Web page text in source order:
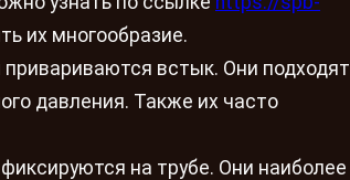
их многообразие.
встык. Они подходят
давления. Также их часто
на трубе. Они наиболее